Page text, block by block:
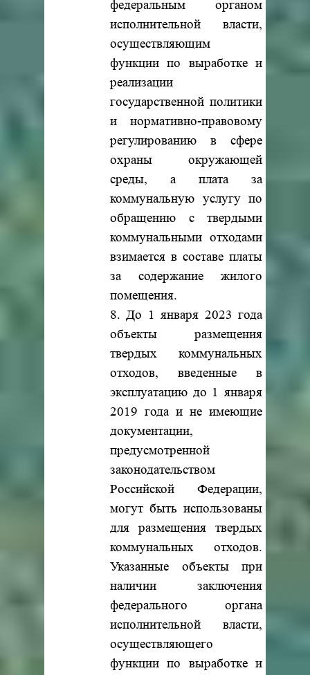
федеральным органом
исполнительной власти,
осуществляющим
функции по выработке и
реализации
государственной политики
и нормативно-правовому
регулированию в сфере
охраны окружающей
среды, а плата за
коммунальную услугу по
обращению с твердыми
коммунальными отходами
взимается в составе платы
за содержание жилого
помещения.
8. До 1 января 2023 года
объекты размещения
твердых коммунальных
отходов, введенные в
эксплуатацию до 1 января
2019 года и не имеющие
документации,
предусмотренной
законодательством
Российской Федерации,
могут быть использованы
для размещения твердых
коммунальных отходов.
Указанные объекты при
наличии заключения
федерального органа
исполнительной власти,
осуществляющего
функции по выработке и